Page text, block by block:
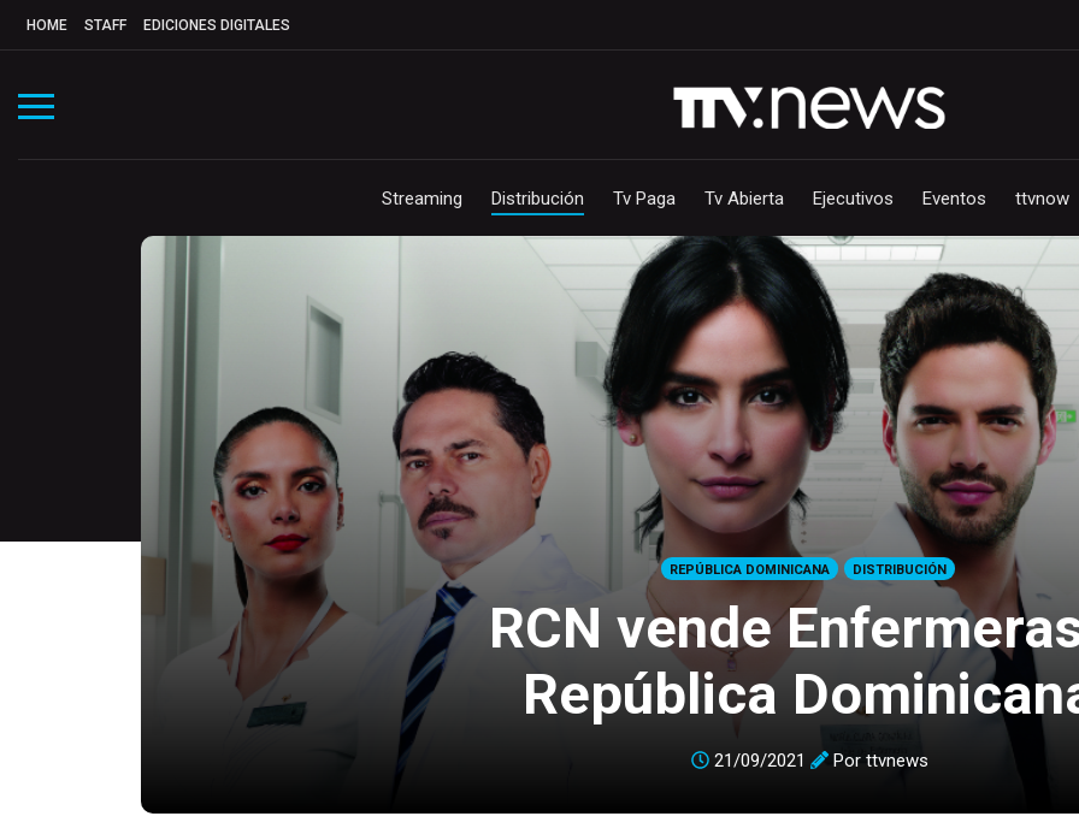
HOME STAFF EDICIONES DIGITALES
Streaming Distribución Tv Paga Tv Abierta Ejecutivos Eventos ttvnow
REPÚBLICA DOMINICANA DISTRIBUCIÓN
RCN vende
República
21/09/2021 Por ttvnews